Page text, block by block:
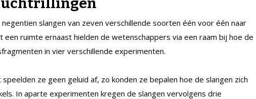
slangen van zeven verschillende soorten één voor één naar
een ruimte ernaast hielden de wetenschappers via een raam bij hoe de
in vier verschillende experimenten.
ze geen geluid af, zo konden ze bepalen hoe de slangen zich
In aparte experimenten kregen de slangen vervolgens drie